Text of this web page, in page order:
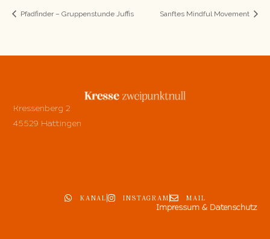
Pfadfinder – Gruppenstunde Juffis Sanftes Mindful Movement
Kressenberg 2
45529 Hattingen
KANAL INSTAGRAM MAIL
Impressum & Datenschutz